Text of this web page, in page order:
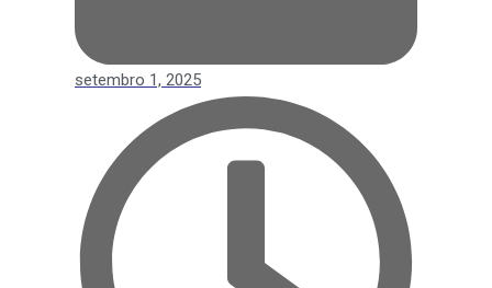
setembro 1, 2025